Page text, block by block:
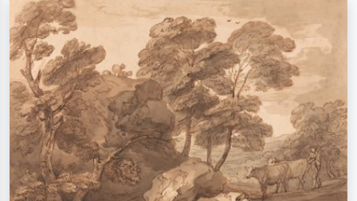
Pesquise por artista, título ou estilo –
ex: Monet, Noite Estrelada,
impressionismo, onda de Hokusai, nu.
Descreva a cena – ex: prado verde,
abstrato com muito vermelho, pintura
a óleo escura, nu em pé ao lado de
uma árvore.